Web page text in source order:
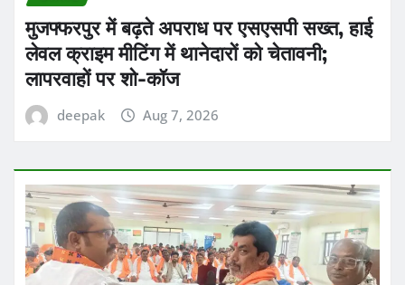
मुजफ्फरपुर में बढ़ते अपराध पर एसएसपी सख्त, हाई
लेवल क्राइम मीटिंग में थानेदारों को चेतावनी;
लापरवाहों पर शो-कॉज
deepak Aug 7, 2026